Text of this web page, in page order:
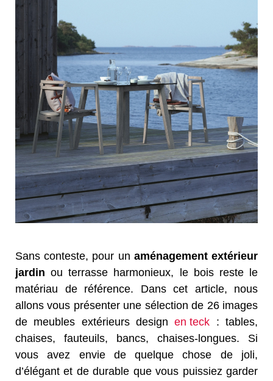
Sans conteste, pour un aménagement extérieur
jardin ou terrasse harmonieux, le bois reste le
matériau de référence. Dans cet article, nous
allons vous présenter une sélection de 26 images
de meubles extérieurs designen teck : tables,
chaises, fauteuils, bancs, chaises-longues. Si
vous avez envie de quelque chose de joli,
d’élégant et de durable que vous puissiez garder